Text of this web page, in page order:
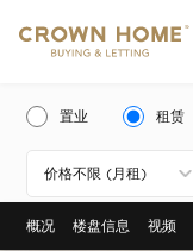
置业 租赁
概况 楼盘信息 视频